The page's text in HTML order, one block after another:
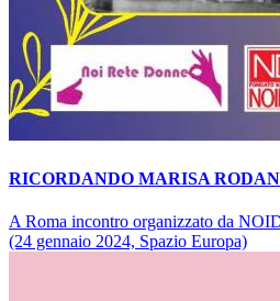
RICORDANDO MARISA
A Roma incontro organizzato da
(24 gennaio 2024, Spazio Europa)